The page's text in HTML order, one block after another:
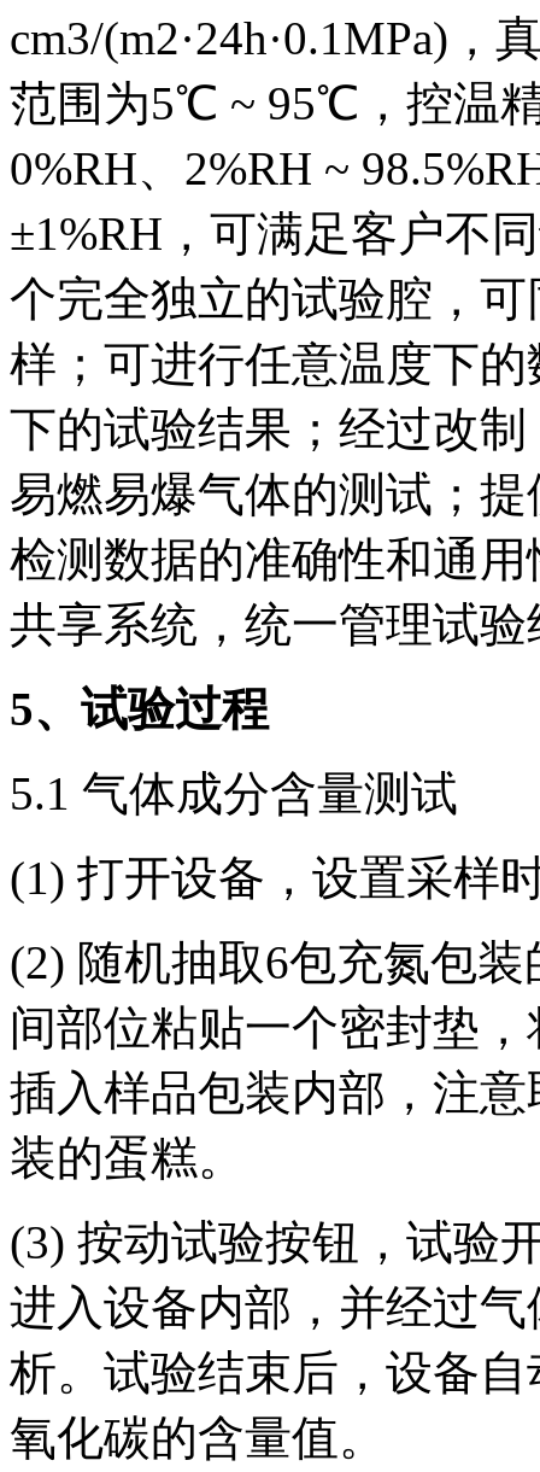
cm3/(m2·24h·0.1MPa)，
范围为5℃ ~ 95℃，控温
0%RH、2%RH ~
±1%RH，可满足客户不
个完全独立的试验腔，
样；可进行任意温度下
下的试验结果；经过改
易燃易爆气体的测试；
检测数据的准确性和通
共享系统，统一管理试
5、试验过程
5.1 气体成分含量测试
(1) 打开设备，设置采样
(2) 随机抽取6包充氮包
间部位粘贴一个密封垫
插入样品包装内部，注
装的蛋糕。
(3) 按动试验按钮，试验
进入设备内部，并经过
析。试验结束后，设备
氧化碳的含量值。